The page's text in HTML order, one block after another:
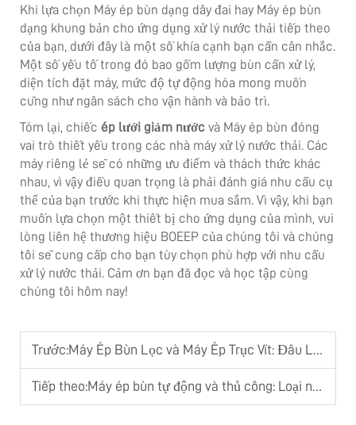
Khi lựa chọn Máy ép bùn dạng dây đai hay Máy ép bùn
dạng khung bản cho ứng dụng xử lý nước thải tiếp theo
của bạn, dưới đây là một số khía cạnh bạn cần cân nhắc.
Một số yếu tố trong đó bao gồm lượng bùn cần xử lý,
diện tích đặt máy, mức độ tự động hóa mong muốn
cũng như ngân sách cho vận hành và bảo trì.
Tóm lại, chiếc ép lưới giảm nước và Máy ép bùn đóng
vai trò thiết yếu trong các nhà máy xử lý nước thải. Các
máy riêng lẻ sẽ có những ưu điểm và thách thức khác
nhau, vì vậy điều quan trọng là phải đánh giá nhu cầu cụ
thể của bạn trước khi thực hiện mua sắm. Vì vậy, khi bạn
muốn lựa chọn một thiết bị cho ứng dụng của mình, vui
lòng liên hệ thương hiệu BOEEP của chúng tôi và chúng
tôi sẽ cung cấp cho bạn tùy chọn phù hợp với nhu cầu
xử lý nước thải. Cảm ơn bạn đã đọc và học tập cùng
chúng tôi hôm nay!
Trước:Máy Ép Bùn Lọc và Máy Ép Trục Vít: Đâu Là Lựa Chọn Phù Hợp Với Bạn?
Tiếp theo:Máy ép bùn tự động và thủ công: Loại nào phù hợp với nhà máy của bạn?